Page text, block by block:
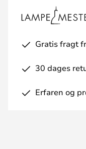
Gratis fragt
30 dages
Erfaren og